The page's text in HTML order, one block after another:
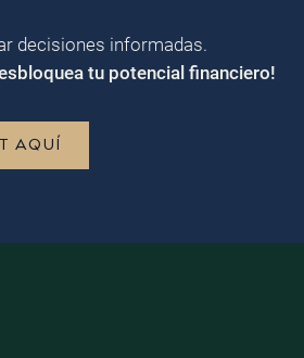
decisiones informadas.
tu potencial financiero!
AQUÍ